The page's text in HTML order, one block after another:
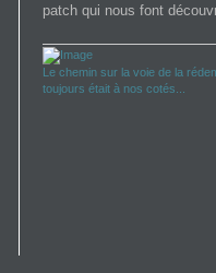
patch qui nous font
Le chemin sur la voie de la
toujours était à nos cotés...